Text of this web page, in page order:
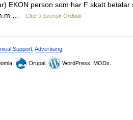
EKON person som har F skatt betalar
…
Clue 9 Svensk Ordbok
Support Advertising
Drupal, WordPress, MODx.